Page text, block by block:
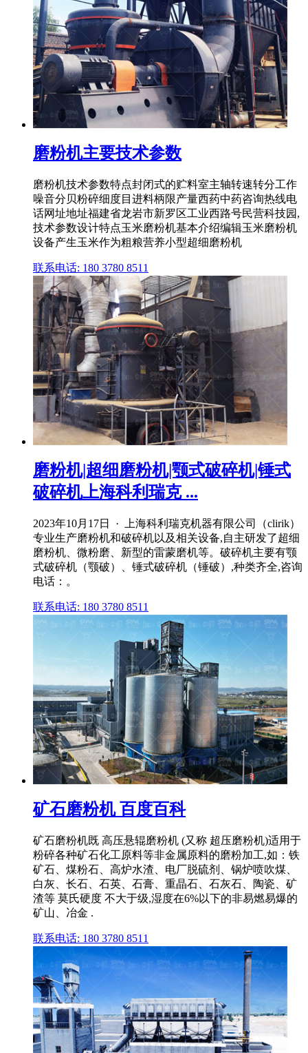
磨粉机主要技术参数
磨粉机技术参数特点封闭式的贮料室主轴转速转分工作
噪音分贝粉碎细度目进料柄限产量西药中药咨询热线电
话网址地址福建省龙岩市新罗区工业西路号民营科技园,
技术参数设计特点玉米磨粉机基本介绍编辑玉米磨粉机
设备产生玉米作为粗粮营养小型超细磨粉机
联系电话: 180 3780 8511
磨粉机|超细磨粉机|颚式破碎机|锤式
破碎机上海科利瑞克 ...
2023年10月17日 · 上海科利瑞克机器有限公司（clirik）
专业生产磨粉机和破碎机以及相关设备,自主研发了超细
磨粉机、微粉磨、新型的雷蒙磨机等。破碎机主要有颚
式破碎机（颚破）、锤式破碎机（锤破）,种类齐全,咨询
电话：。
联系电话: 180 3780 8511
矿石磨粉机 百度百科
矿石磨粉机既 高压悬辊磨粉机 (又称 超压磨粉机)适用于
粉碎各种矿石化工原料等非金属原料的磨粉加工,如：铁
矿石、煤粉石、高炉水渣、电厂脱硫剂、锅炉喷吹煤、
白灰、长石、石英、石膏、重晶石、石灰石、陶瓷、矿
渣等 莫氏硬度 不大于级,湿度在6%以下的非易燃易爆的
矿山、冶金 .
联系电话: 180 3780 8511